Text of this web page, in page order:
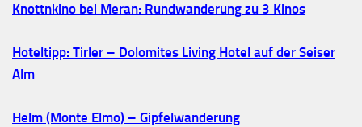
Knottnkino bei Meran: Rundwanderung zu 3 Kinos
Hoteltipp: Tirler – Dolomites Living Hotel auf der Seiser
Alm
Helm (Monte Elmo) – Gipfelwanderung